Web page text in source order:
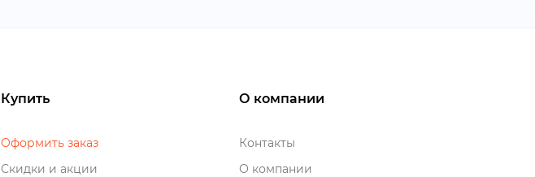
Купить
Оформить заказ
Скидки и акции
О компании
Контакты
О компании